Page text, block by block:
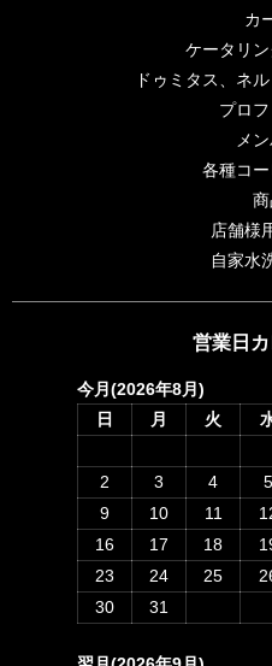
カ
ケータリ
ドゥミタス、ネ
プロ
メ
各種コ
店舗様
自家水
営業日
今月(2026年8月)
日
月 火
2
3 4 5
9
10 11
16
17 18
23
24 25
30
31